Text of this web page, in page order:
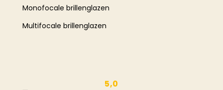
Monofocale brillenglazen
Multifocale brillenglazen
5,0